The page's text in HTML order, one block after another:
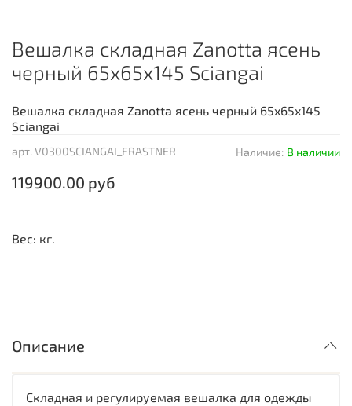
арт. V0300SCIANGAI_FRASTNER Наличие: В наличии
Вешалка складная Zanotta ясень
черный 65x65x145 Sciangai
119900.00 руб
Вешалка складная Zanotta ясень черный 65x65x145
Sciangai
Вес: кг.
Описание
Cкладная и регулируемая вешалка для одежды